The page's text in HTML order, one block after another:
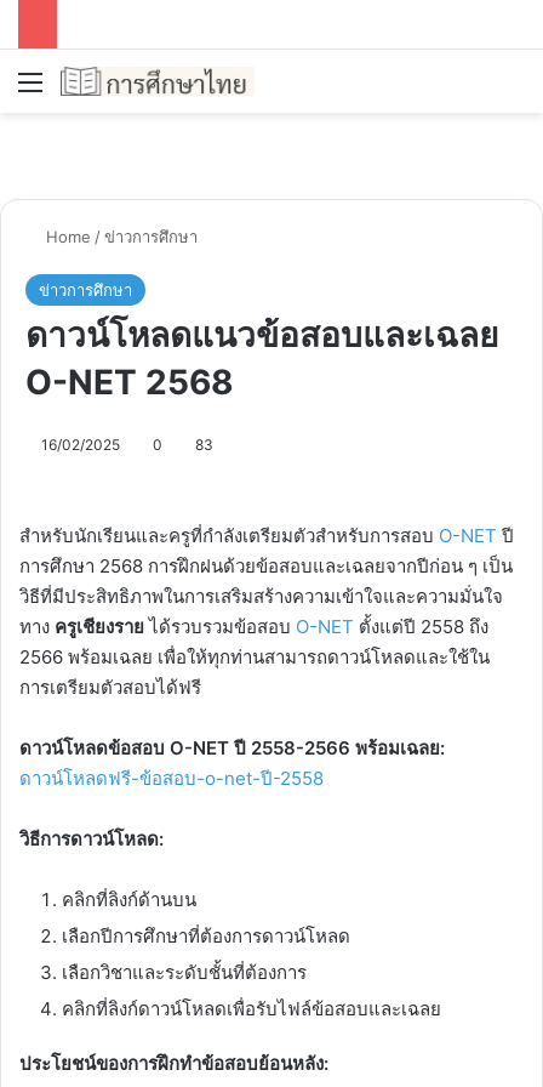
Menu
Home /ข่าวการศึกษา
ข่าวการศึกษา
ดาวน์โหลดแนวข้อสอบและเฉลย
O-NET 2568
16/02/2025 0 83
​สำหรับนักเรียนและครูที่กำลังเตรียมตัวสำหรับการสอบ O-NET ปี
การศึกษา 2568 การฝึกฝนด้วยข้อสอบและเฉลยจากปีก่อน ๆ เป็น
วิธีที่มีประสิทธิภาพในการเสริมสร้างความเข้าใจและความมั่นใจ
ทาง ครูเชียงรายได้รวบรวมข้อสอบ O-NET ตั้งแต่ปี 2558 ถึง
2566 พร้อมเฉลย เพื่อให้ทุกท่านสามารถดาวน์โหลดและใช้ใน
การเตรียมตัวสอบได้ฟรี
ดาวน์โหลดข้อสอบ O-NET ปี 2558-2566 พร้อมเฉลย:
ดาวน์โหลดฟรี-ข้อสอบ-o-net-ปี-2558
วิธีการดาวน์โหลด:
คลิกที่ลิงก์ด้านบน
เลือกปีการศึกษาที่ต้องการดาวน์โหลด
เลือกวิชาและระดับชั้นที่ต้องการ
คลิกที่ลิงก์ดาวน์โหลดเพื่อรับไฟล์ข้อสอบและเฉลย
ประโยชน์ของการฝึกทำข้อสอบย้อนหลัง: